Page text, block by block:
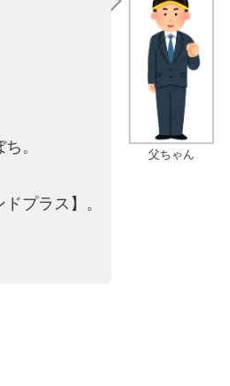
父ちゃん
。
プラス】。